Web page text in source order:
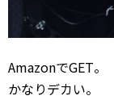
AmazonでGET。
かなりデカい。